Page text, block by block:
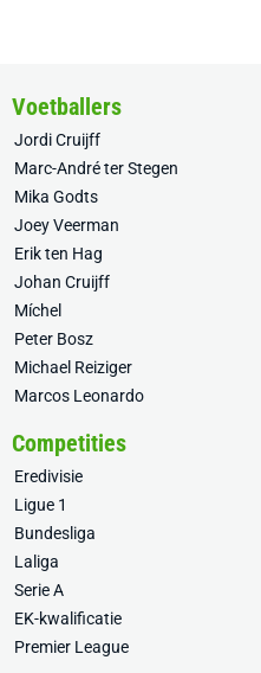
Voetballers
Jordi Cruijff
Marc-André ter Stegen
Mika Godts
Joey Veerman
Erik ten Hag
Johan Cruijff
Míchel
Peter Bosz
Michael Reiziger
Marcos Leonardo
Competities
Eredivisie
Ligue 1
Bundesliga
Laliga
Serie A
EK-kwalificatie
Premier League